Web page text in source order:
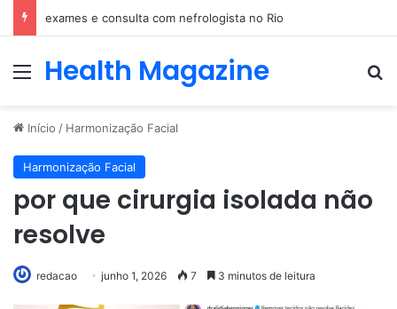
exames e consulta com nefrologista no Rio
Menu
Health Magazine
Início / Harmonização Facial
Harmonização Facial
por que cirurgia isolada não
resolve
redacao junho 1, 2026 7 3 minutos de leitura